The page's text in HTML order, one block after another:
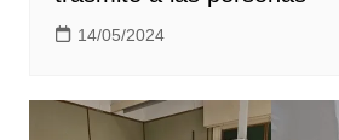
14/05/2024